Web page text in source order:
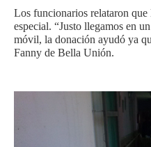
Los funcionarios relataron
especial. “Justo llegamos en
móvil, la donación ayudó ya
Fanny de Bella Unión.